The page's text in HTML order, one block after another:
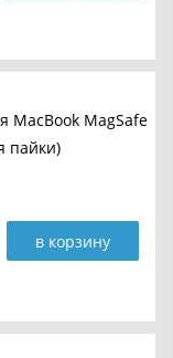
MacBook MagSafe
пайки)
в корзину